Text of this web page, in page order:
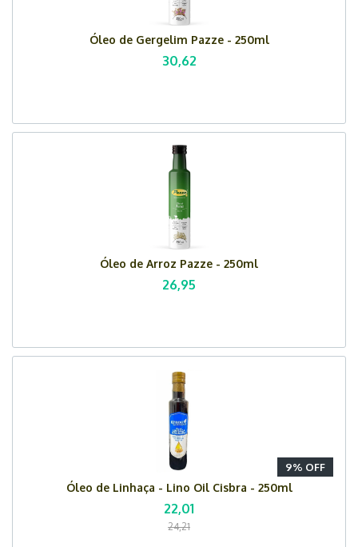
Óleo de Gergelim Pazze - 250ml
30,62
Óleo de Arroz Pazze - 250ml
26,95
9% OFF
Óleo de Linhaça - Lino Oil Cisbra - 250ml
22,01
24,21